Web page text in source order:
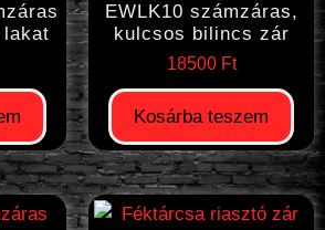
EWLK10 számzáras,
kulcsos bilincs zár
18500 Ft
Kosárba teszem